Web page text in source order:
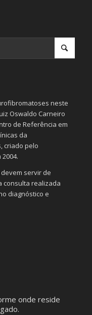
neste
Oswaldo Carneiro
de Referência em
da
criado pelo
servir de
consulta realizada
diagnóstico e
que
onde reside